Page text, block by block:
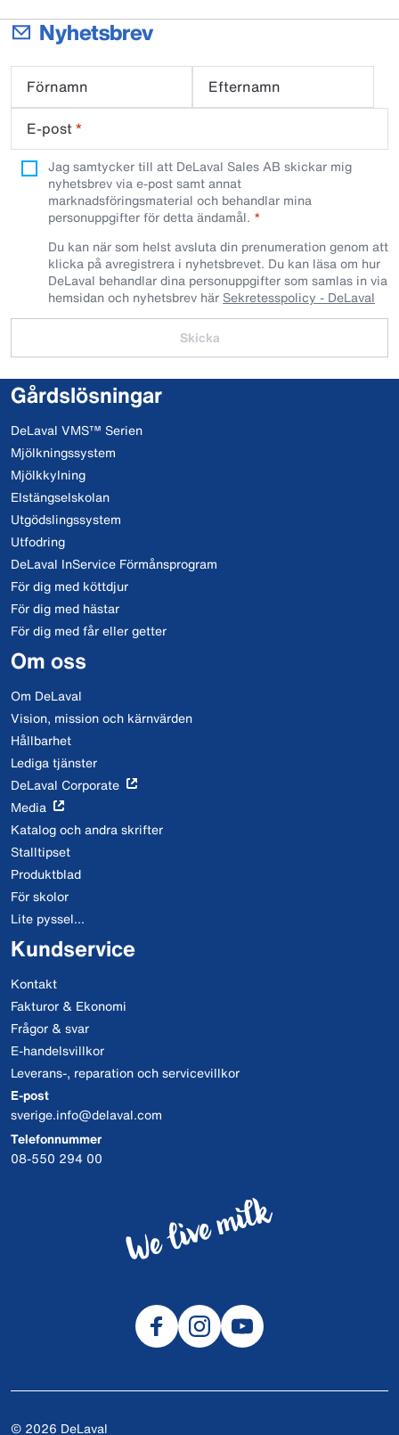
Nyhetsbrev
Förnamn
Efternamn
E-post*
Jag samtycker till att DeLaval Sales AB skickar mig
nyhetsbrev via e-post samt annat
marknadsföringsmaterial och behandlar mina
personuppgifter för detta ändamål.
Du kan när som helst avsluta din prenumeration genom att
klicka på avregistrera i nyhetsbrevet. Du kan läsa om hur
DeLaval behandlar dina personuppgifter som samlas in via
hemsidan och nyhetsbrev här Sekretesspolicy - DeLaval
Skicka
Gårdslösningar
DeLaval VMS™ Serien
Mjölkningssystem
Mjölkkylning
Elstängselskolan
Utgödslingssystem
Utfodring
DeLaval InService Förmånsprogram
För dig med köttdjur
För dig med hästar
För dig med får eller getter
Om oss
Om DeLaval
Vision, mission och kärnvärden
Hållbarhet
Lediga tjänster
DeLaval Corporate
Media
Katalog och andra skrifter
Stalltipset
Produktblad
För skolor
Lite pyssel...
Kundservice
Kontakt
Fakturor & Ekonomi
Frågor & svar
E-handelsvillkor
Leverans-, reparation och servicevillkor
E-post
sverige.info@delaval.com
Telefonnummer
08-550 294 00
© 2026 DeLaval